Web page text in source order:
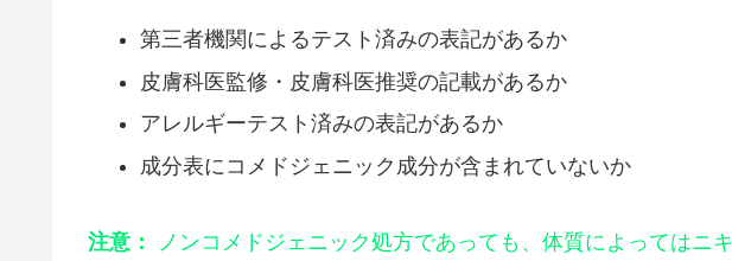
第三者機関によるテスト済みの表記があるか
皮膚科医監修・皮膚科医推奨の記載があるか
アレルギーテスト済みの表記があるか
成分表にコメドジェニック成分が含まれていないか
注意：
ノンコメドジェニック処方であっても、体質によってはニ